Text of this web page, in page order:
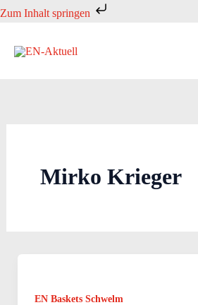
Zum Inhalt springen
Zum
springen
Mirko Krieger
EN Baskets Schwelm